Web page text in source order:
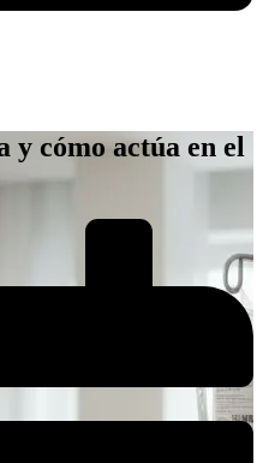
y cómo actúa en el